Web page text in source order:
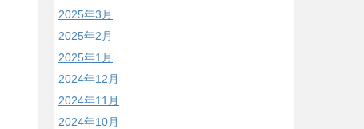
2025年3月
2025年2月
2025年1月
2024年12月
2024年11月
2024年10月